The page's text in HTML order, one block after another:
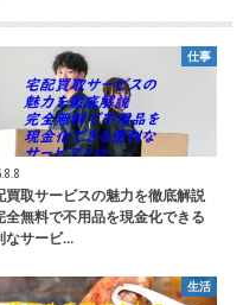
仕事
買取サービスの魅力を徹底解説
全無料で不用品を現金化できる
なサービ…
生活